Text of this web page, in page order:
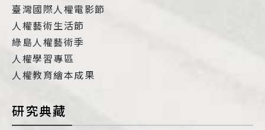
臺灣國際人權電影節
人權藝術生活節
綠島人權藝術季
人權學習專區
人權教育繪本成果
研究典藏